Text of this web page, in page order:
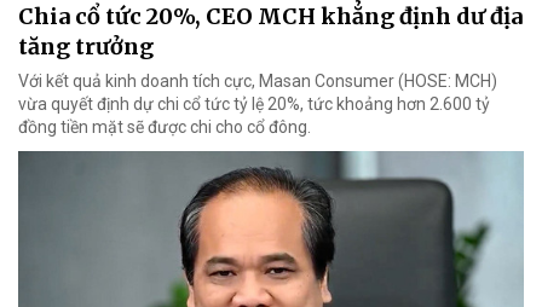
Chia cổ tức 20%, CEO MCH khẳng định dư địa
tăng trưởng
Với kết quả kinh doanh tích cực, Masan Consumer (HOSE: MCH)
vừa quyết định dự chi cổ tức tỷ lệ 20%, tức khoảng hơn 2.600 tỷ
đồng tiền mặt sẽ được chi cho cổ đông.